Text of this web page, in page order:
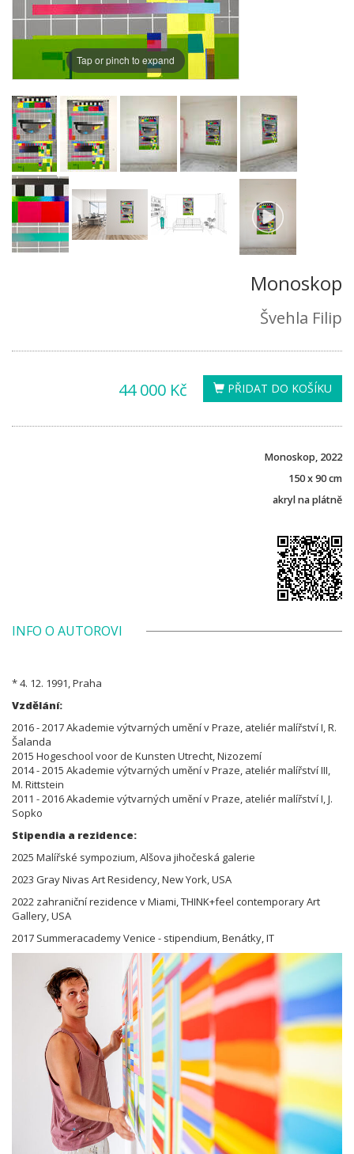
Tap or pinch to expand
Monoskop
Švehla Filip
PŘIDAT DO KOŠÍKU
44 000 Kč
Monoskop, 2022
150 x 90 cm
akryl na plátně
INFO O AUTOROVI
* 4. 12. 1991, Praha
Vzdělání:
2016 - 2017 Akademie výtvarných umění v Praze, ateliér malířství I, R.
Šalanda
2015 Hogeschool voor de Kunsten Utrecht, Nizozemí
2014 - 2015 Akademie výtvarných umění v Praze, ateliér malířství III,
M. Rittstein
2011 - 2016 Akademie výtvarných umění v Praze, ateliér malířství I, J.
Sopko
Stipendia a rezidence:
2025 Malířské sympozium, Alšova jihočeská galerie
2023 Gray Nivas Art Residency, New York, USA
2022 zahraniční rezidence v Miami, THINK+feel contemporary Art
Gallery, USA
2017 Summeracademy Venice - stipendium, Benátky, IT